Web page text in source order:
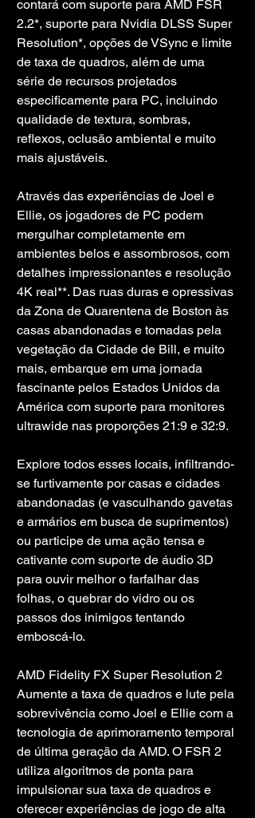
contará com suporte para AMD FSR
2.2*, suporte para Nvidia DLSS Super
Resolution*, opções de VSync e limite
de taxa de quadros, além de uma
série de recursos projetados
especificamente para PC, incluindo
qualidade de textura, sombras,
reflexos, oclusão ambiental e muito
mais ajustáveis.
Através das experiências de Joel e
Ellie, os jogadores de PC podem
mergulhar completamente em
ambientes belos e assombrosos, com
detalhes impressionantes e resolução
4K real**. Das ruas duras e opressivas
da Zona de Quarentena de Boston às
casas abandonadas e tomadas pela
vegetação da Cidade de Bill, e muito
mais, embarque em uma jornada
fascinante pelos Estados Unidos da
América com suporte para monitores
ultrawide nas proporções 21:9 e 32:9.
Explore todos esses locais, infiltrando-
se furtivamente por casas e cidades
abandonadas (e vasculhando gavetas
e armários em busca de suprimentos)
ou participe de uma ação tensa e
cativante com suporte de áudio 3D
para ouvir melhor o farfalhar das
folhas, o quebrar do vidro ou os
passos dos inimigos tentando
emboscá-lo.
AMD Fidelity FX Super Resolution 2
Aumente a taxa de quadros e lute pela
sobrevivência como Joel e Ellie com a
tecnologia de aprimoramento temporal
de última geração da AMD. O FSR 2
utiliza algoritmos de ponta para
impulsionar sua taxa de quadros e
oferecer experiências de jogo de alta